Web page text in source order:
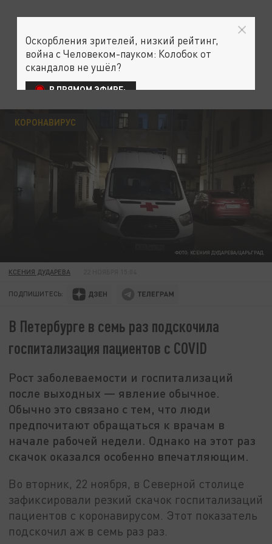
ФОТО: КСЕНИЯ ДУДАРЕВА/ЦАРЬГРАД
КОРОНАВИРУС
КСЕНИЯ ДУДАРЕВА
ПОДПИШИТЕСЬ:
В Петербурге в семь раз подскочила
госпитализация пациентов с COVID
Рост заболеваемости и госпитализаций
после выходных — явление обычное.
Обычно это связано с тем, что люди
предпочитают обращаться к врачам в
начале рабочей недели. Однако на этот раз
скачок оказался особенно впечатляющим.
Во вторник, 22 ноября, в Северной столице
зафиксировали резкий скачок госпитализаций
пациентов с коронавирусом. Этот показатель
подскочил аж в семь раз раз.
Оскорбления зрителей, низкий рейтинг,
война с Человеком-пауком: Колобок от
скандалов не ушёл?
В ПРЯМОМ ЭФИРЕ: